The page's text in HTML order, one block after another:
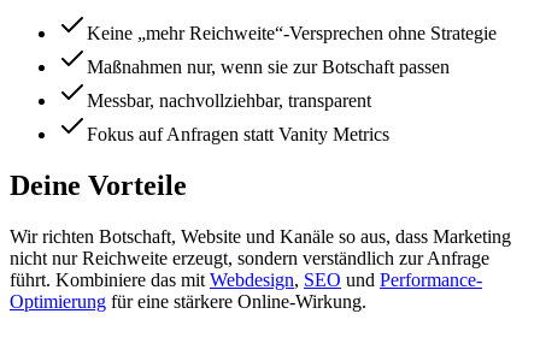
Keine „mehr Reichweite“-Versprechen ohne Strategie
Maßnahmen nur, wenn sie zur Botschaft passen
Messbar, nachvollziehbar, transparent
Fokus auf Anfragen statt Vanity Metrics
Deine Vorteile
Wir richten Botschaft, Website und Kanäle so aus, dass Marketing
nicht nur Reichweite erzeugt, sondern verständlich zur Anfrage
führt. Kombiniere das mit Webdesign, SEO und Performance-
Optimierung für eine stärkere Online-Wirkung.